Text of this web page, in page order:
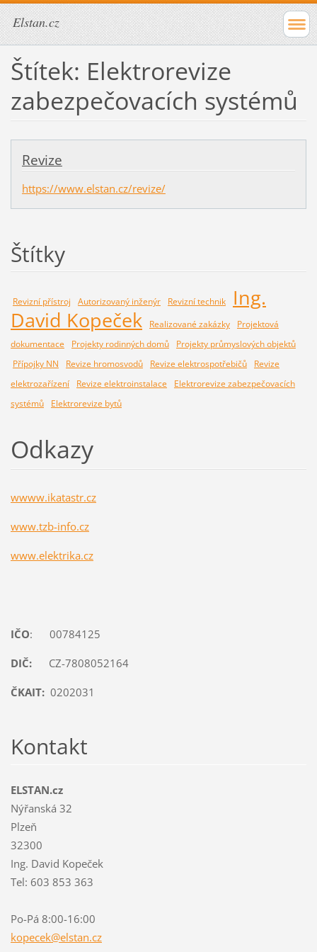
Elstan.cz
Štítek: Elektrorevize
zabezpečovacích systémů
Revize
https://www.elstan.cz/revize/
Štítky
Revizní přístroj Autorizovaný inženýr Revizní technik
Ing.
David Kopeček
Realizované zakázky
Projektová
dokumentace
Projekty rodinných domů
Projekty průmyslových objektů
Přípojky NN
Revize hromosvodů Revize elektrospotřebičů
Revize
elektrozařízení
Revize elektroinstalace
Elektrorevize zabezpečovacích
systémů
Elektrorevize bytů
Odkazy
wwww.ikatastr.cz
www.tzb-info.cz
www.elektrika.cz
IČO: 00784125
DIČ: CZ-7808052164
ČKAIT: 0202031
Kontakt
ELSTAN.cz
Nýřanská 32
Plzeň
32300
Ing. David Kopeček
Tel: 603 853 363
Po-Pá 8:00-16:00
kopecek@elstan.cz